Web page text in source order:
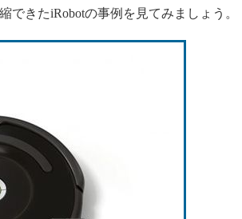
S＆OP
植物工場
知財マネジメント
海外生産
グローバル設計・開発
できたiRobotの事例を見てみましょう。